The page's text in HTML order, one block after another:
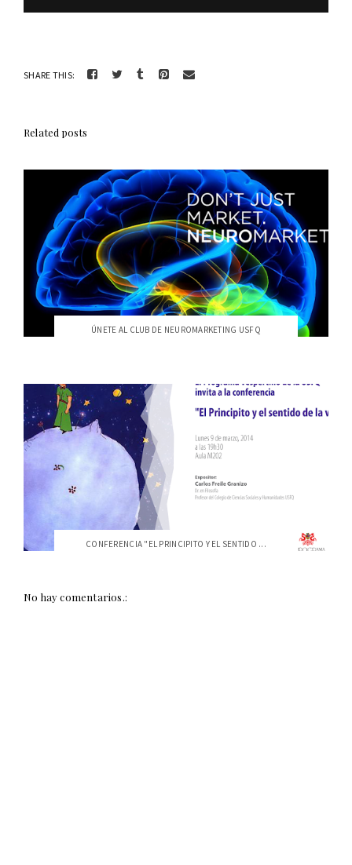
SHARE THIS:
Related posts
ÚNETE AL CLUB DE NEUROMARKETING USFQ
CONFERENCIA "EL PRINCIPITO Y EL SENTIDO ...
No hay comentarios.: